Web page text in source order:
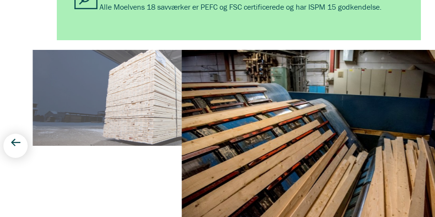
Alle Moelvens 18 savværker er PEFC og FSC certificerede og har ISPM 15 godkendelse.
Forudgående